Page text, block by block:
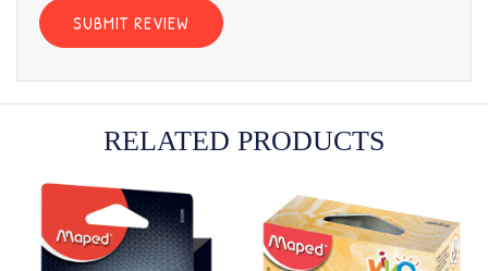
RELATED PRODUCTS